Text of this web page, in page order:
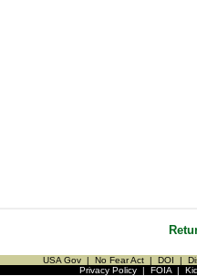
USA Gov | No Fear Act | DOI |
Privacy Policy| FOIA|